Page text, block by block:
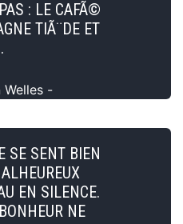
: LE CAFÃ©
TIÃ¨DE ET
Welles -
SE SENT BIEN
EN SILENCE.
NE